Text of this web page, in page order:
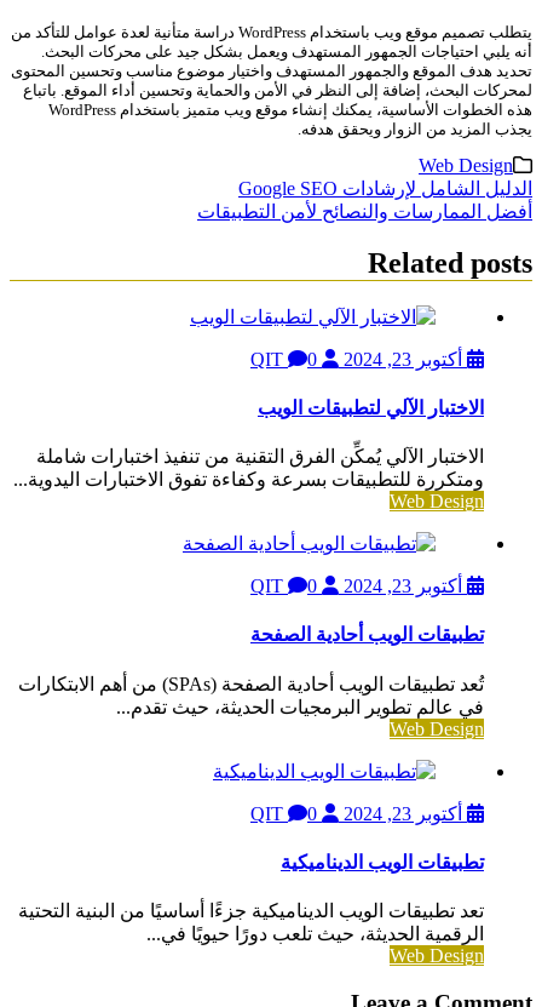
يتطلب تصميم موقع ويب باستخدام WordPress دراسة متأنية لعدة عوامل للتأكد من
أنه يلبي احتياجات الجمهور المستهدف ويعمل بشكل جيد على محركات البحث.
تحديد هدف الموقع والجمهور المستهدف واختيار موضوع مناسب وتحسين المحتوى
لمحركات البحث، إضافة إلى النظر في الأمن والحماية وتحسين أداء الموقع. باتباع
هذه الخطوات الأساسية، يمكنك إنشاء موقع ويب متميز باستخدام WordPress
يجذب المزيد من الزوار ويحقق هدفه.
Web Design
تصفّح
المقالات
الدليل الشامل لإرشادات Google SEO
أفضل الممارسات والنصائح لأمن التطبيقات
Related posts
أكتوبر 23, 2024 0
الاختبار الآلي لتطبيقات الويب
الاختبار الآلي يُمكِّن الفرق التقنية من تنفيذ اختبارات شاملة
ومتكررة للتطبيقات بسرعة وكفاءة تفوق الاختبارات اليدوية...
Web Design
أكتوبر 23, 2024 0
تطبيقات الويب أحادية الصفحة
تُعد تطبيقات الويب أحادية الصفحة (SPAs) من أهم الابتكارات
في عالم تطوير البرمجيات الحديثة، حيث تقدم...
Web Design
أكتوبر 23, 2024 0
تطبيقات الويب الديناميكية
تعد تطبيقات الويب الديناميكية جزءًا أساسيًا من البنية التحتية
الرقمية الحديثة، حيث تلعب دورًا حيويًا في...
Web Design